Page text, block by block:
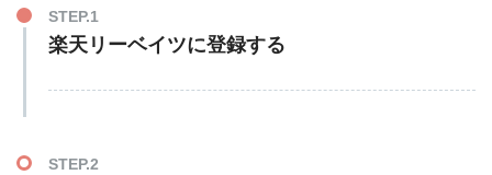
STEP.1
楽天リーベイツに登録する
STEP.2